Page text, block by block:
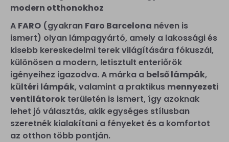
modern otthonokhoz
A FARO (gyakran Faro Barcelona néven is
ismert) olyan lámpagyártó, amely a lakossági és
kisebb kereskedelmi terek világítására fókuszál,
különösen a modern, letisztult enteriőrök
igényeihez igazodva. A márka a belső lámpák,
kültéri lámpák, valamint a praktikus mennyezeti
ventilátorok területén is ismert, így azoknak
lehet jó választás, akik egységes stílusban
szeretnék kialakítani a fényeket és a komfortot
az otthon több pontján.